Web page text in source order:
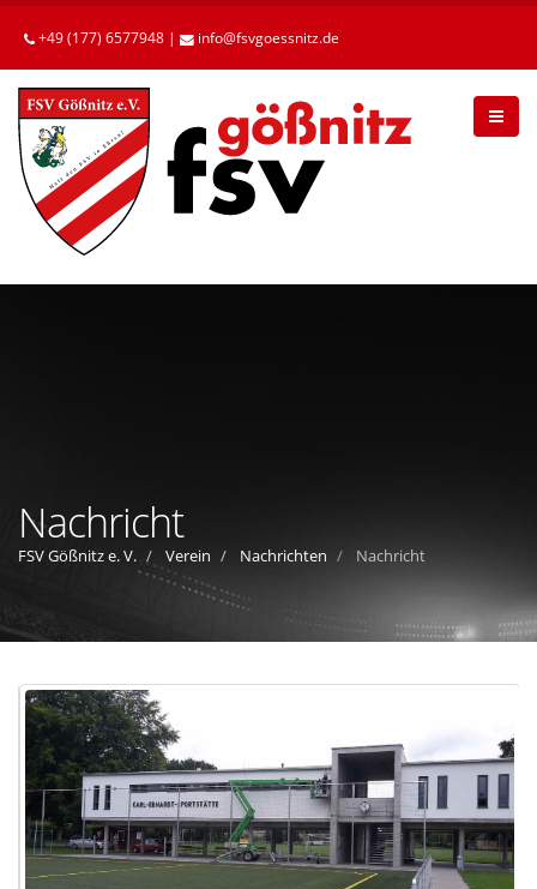
Betätigen
die
Enter-
Taste,
um
zum
Hauptinhalt
gelangen.
+49 (177) 6577948 | info fsvgoessnitz de
Nachricht
FSV Gößnitz e. V. Verein Nachrichten Nachricht